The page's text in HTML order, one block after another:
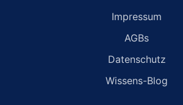
Impressum
AGBs
Datenschutz
Wissens-Blog